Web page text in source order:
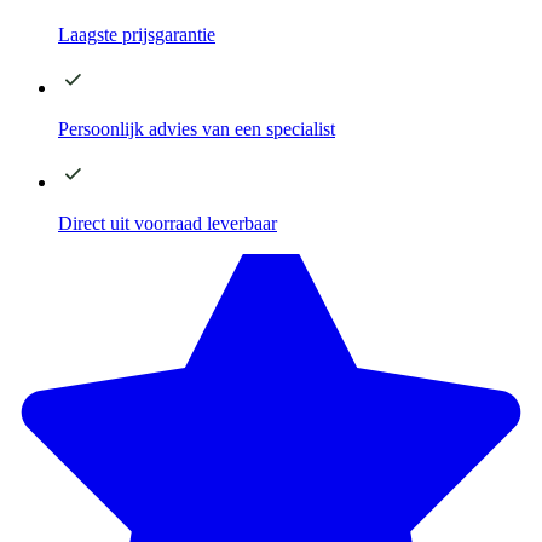
Laagste prijsgarantie
Persoonlijk advies van een specialist
Direct uit voorraad leverbaar